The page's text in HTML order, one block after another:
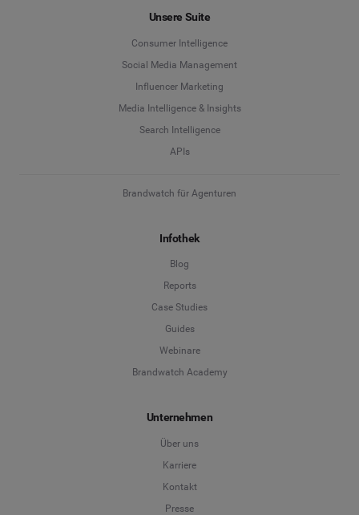
Unsere Suite
Consumer Intelligence
Social Media Management
Influencer Marketing
Media Intelligence & Insights
Search Intelligence
APIs
Brandwatch für Agenturen
Infothek
Blog
Reports
Case Studies
Guides
Webinare
Brandwatch Academy
Unternehmen
Über uns
Karriere
Kontakt
Presse